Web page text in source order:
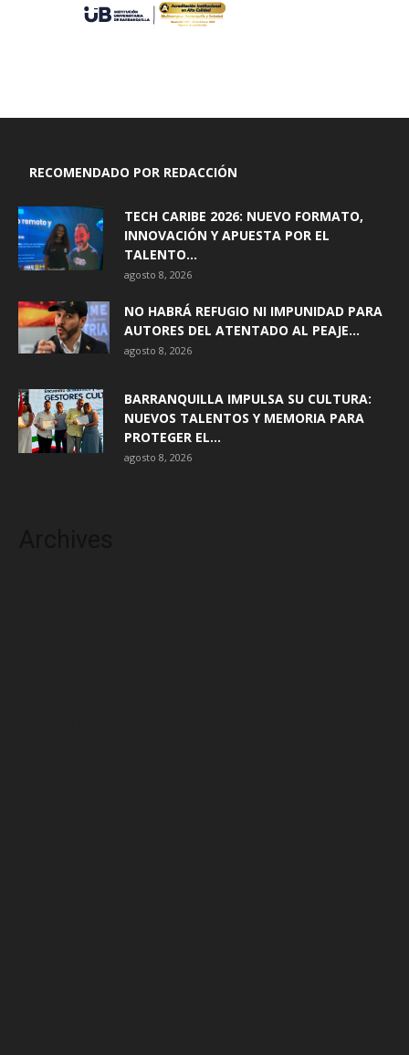
RECOMENDADO POR REDACCIÓN
TECH CARIBE 2026: NUEVO FORMATO,
INNOVACIÓN Y APUESTA POR EL
TALENTO...
agosto 8, 2026
NO HABRÁ REFUGIO NI IMPUNIDAD PARA
AUTORES DEL ATENTADO AL PEAJE...
agosto 8, 2026
BARRANQUILLA IMPULSA SU CULTURA:
NUEVOS TALENTOS Y MEMORIA PARA
PROTEGER EL...
agosto 8, 2026